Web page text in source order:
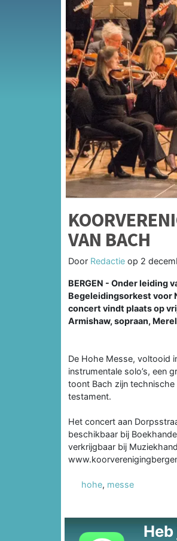
VAN BACH
Door Redactie op 2
BERGEN - Onder leiding
Begeleidingsorkest voor
concert vindt plaats op
Armishaw, sopraan,
De Hohe Messe, voltooid
instrumentale solo’s, een
toont Bach zijn
testament.
Het concert aan
beschikbaar bij
verkrijgbaar bij
hohe, messe